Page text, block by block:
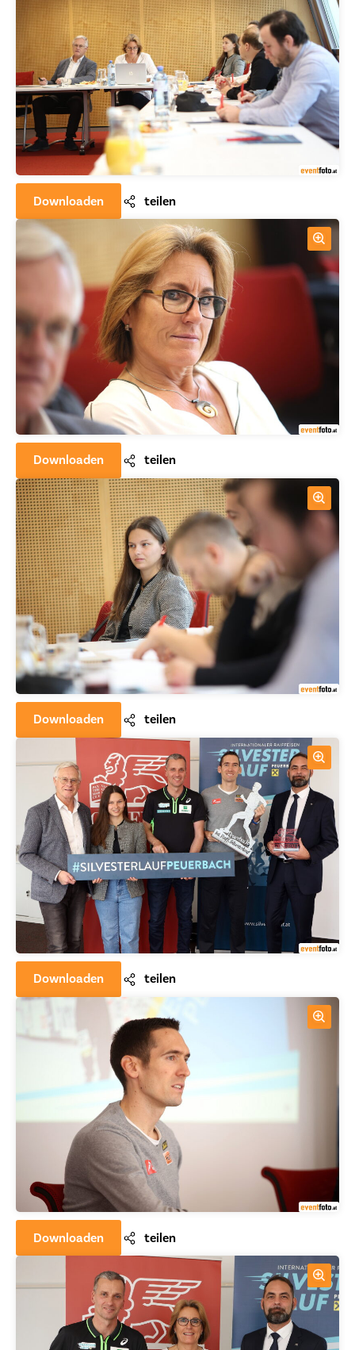
Downloaden teilen
Downloaden teilen
Downloaden teilen
Downloaden teilen
Downloaden teilen